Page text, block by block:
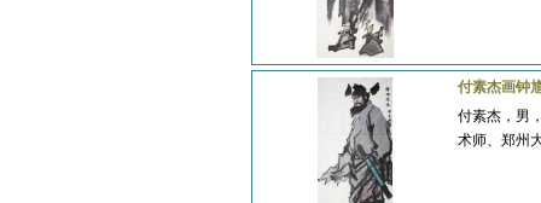
付素杰画钟
付素杰，男
术师、郑州